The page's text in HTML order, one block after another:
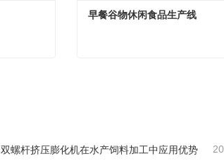
早餐谷物休闲食品生产线
双螺杆挤压膨化机在水产饲料加工中应用优势